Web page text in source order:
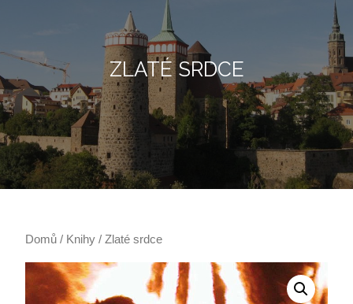
ZLATÉ SRDCE
Domů / Knihy / Zlaté srdce